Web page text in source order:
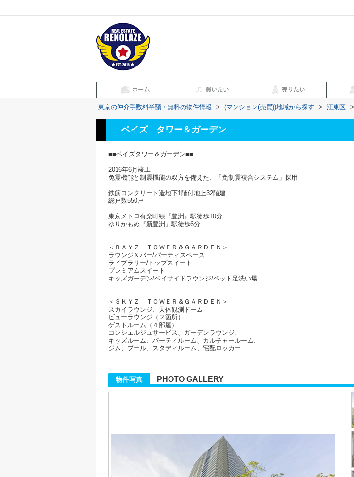
東京の仲介手数料半額・無料の物件情報 > (マンション(売買))地域から探す > 江東区 >
ベイズ タワー＆ガーデン
■■ベイズタワー＆ガーデン■■
2016年6月竣工
免震機能と制震機能の双方を備えた、「免制震複合システム」採用
鉄筋コンクリート造地下1階付地上32階建
総戸数550戸
東京メトロ有楽町線『豊洲』駅徒歩10分
ゆりかもめ『新豊洲』駅徒歩6分
＜ＢＡＹＺ ＴＯＷＥＲ＆ＧＡＲＤＥＮ＞
ラウンジ＆バー/パーティスペース
ライブラリー/トップスイート
プレミアムスイート
キッズガーデン/ベイサイドラウンジ/ペット足洗い場
＜ＳＫＹＺ ＴＯＷＥＲ＆ＧＡＲＤＥＮ＞
スカイラウンジ、天体観測ドーム
ビューラウンジ（２箇所）
ゲストルーム（４部屋）
コンシェルジュサービス、ガーデンラウンジ、
キッズルーム、パーティルーム、カルチャールーム、
ジム、プール、スタディルーム、宅配ロッカー
物件写真 PHOTO GALLERY